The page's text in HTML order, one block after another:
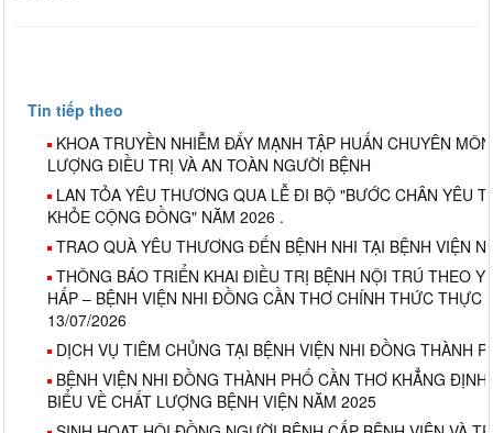
Tin tiếp theo
KHOA TRUYỀN NHIỄM ĐẨY MẠNH TẬP HUẤN CHUYÊN
LƯỢNG ĐIỀU TRỊ VÀ AN TOÀN NGƯỜI BỆNH
LAN TỎA YÊU THƯƠNG QUA LỄ ĐI BỘ "BƯỚC CHÂN YÊU
KHỎE CỘNG ĐỒNG" NĂM 2026 .
TRAO QUÀ YÊU THƯƠNG ĐẾN BỆNH NHI TẠI BỆNH VIỆN
THÔNG BÁO TRIỂN KHAI ĐIỀU TRỊ BỆNH NỘI TRÚ THEO
HẤP – BỆNH VIỆN NHI ĐỒNG CẦN THƠ CHÍNH THỨC THỰC
13/07/2026
DỊCH VỤ TIÊM CHỦNG TẠI BỆNH VIỆN NHI ĐỒNG THÀNH
BỆNH VIỆN NHI ĐỒNG THÀNH PHỐ CẦN THƠ KHẲNG
BIỂU VỀ CHẤT LƯỢNG BỆNH VIỆN NĂM 2025